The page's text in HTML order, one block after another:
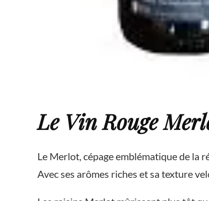
Le Vin Rouge
Le Merlot, cépage emblématique de la
Avec ses arômes riches et sa texture